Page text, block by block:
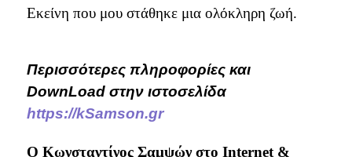
Εκείνη που μου στάθηκε μια ολόκληρη ζωή.
Περισσότερες πληροφορίες και
DownLoad στην ιστοσελίδα
https://kSamson.gr
Ο Κωνσταντίνος Σαμψών στo Internet &